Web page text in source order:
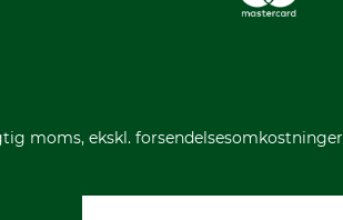
moms, ekskl. forsendelsesomkostninger